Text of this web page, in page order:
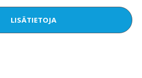
LISÄTIETOJA